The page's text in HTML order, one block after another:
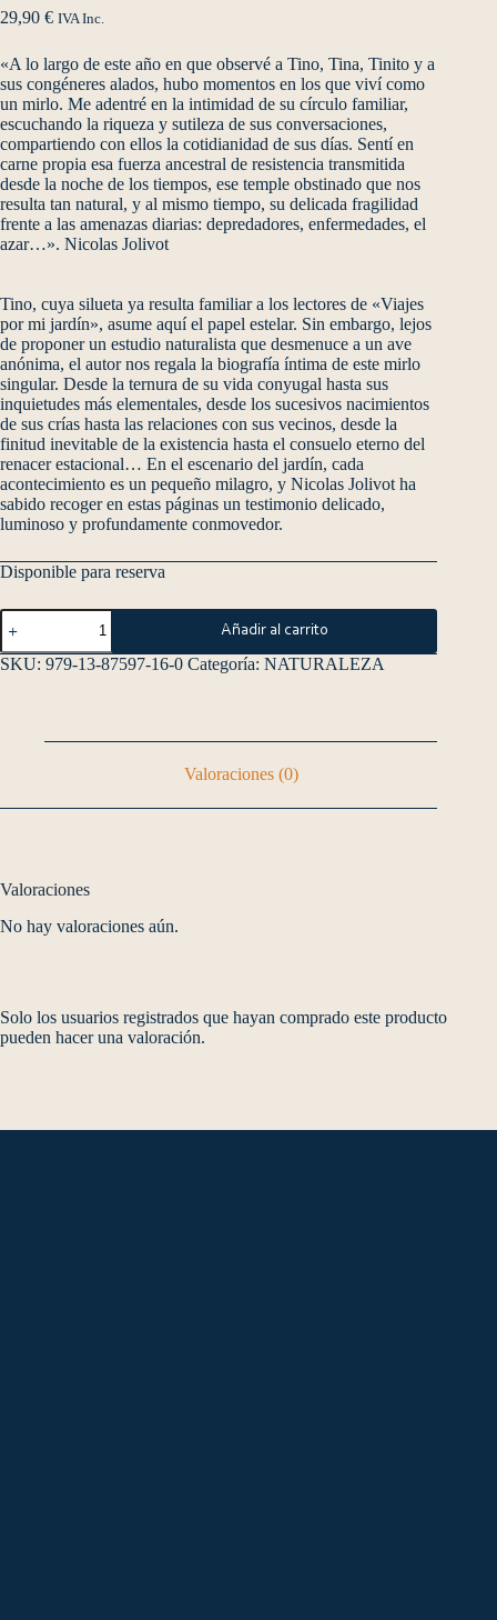
29,90 € IVA Inc.
«A lo largo de este año en que observé a Tino, Tina, Tinito y a
sus congéneres alados, hubo momentos en los que viví como
un mirlo. Me adentré en la intimidad de su círculo familiar,
escuchando la riqueza y sutileza de sus conversaciones,
compartiendo con ellos la cotidianidad de sus días. Sentí en
carne propia esa fuerza ancestral de resistencia transmitida
desde la noche de los tiempos, ese temple obstinado que nos
resulta tan natural, y al mismo tiempo, su delicada fragilidad
frente a las amenazas diarias: depredadores, enfermedades, el
azar…». Nicolas Jolivot
Tino, cuya silueta ya resulta familiar a los lectores de «Viajes
por mi jardín», asume aquí el papel estelar. Sin embargo, lejos
de proponer un estudio naturalista que desmenuce a un ave
anónima, el autor nos regala la biografía íntima de este mirlo
singular. Desde la ternura de su vida conyugal hasta sus
inquietudes más elementales, desde los sucesivos nacimientos
de sus crías hasta las relaciones con sus vecinos, desde la
finitud inevitable de la existencia hasta el consuelo eterno del
renacer estacional… En el escenario del jardín, cada
acontecimiento es un pequeño milagro, y Nicolas Jolivot ha
sabido recoger en estas páginas un testimonio delicado,
luminoso y profundamente conmovedor.
Disponible para reserva
Añadir al carrito
SKU: 979-13-87597-16-0 Categoría: NATURALEZA
Valoraciones (0)
Valoraciones
No hay valoraciones aún.
Solo los usuarios registrados que hayan comprado este producto
pueden hacer una valoración.